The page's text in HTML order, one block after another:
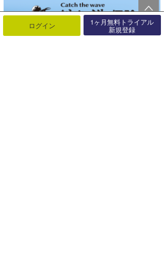
ログイン 1ヶ月無料トライアル
新規登録